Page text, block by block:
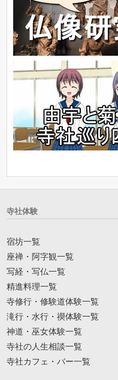
寺社体験
宿坊一覧
座禅・阿字観一覧
写経・写仏一覧
精進料理一覧
寺修行・修験道体験一覧
滝行・水行・禊体験一覧
神道・巫女体験一覧
寺社の人生相談一覧
寺社カフェ・バー一覧